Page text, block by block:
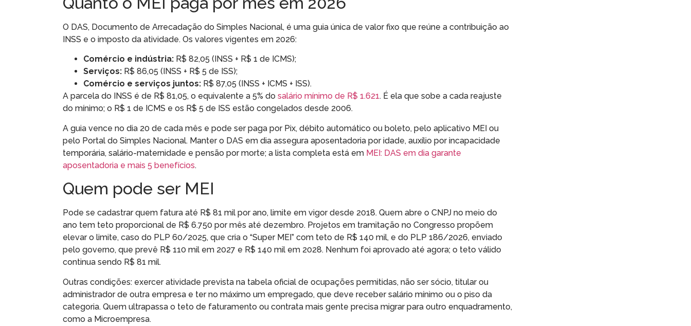
O DAS, Documento de Arrecadação do Simples Nacional, é uma guia única de valor fixo que reúne a contribuição ao
INSS e o imposto da atividade. Os valores vigentes em 2026:
Comércio e indústria: R$ 82,05 (INSS + R$ 1 de ICMS);
Serviços: R$ 86,05 (INSS + R$ 5 de ISS);
Comércio e serviços juntos: R$ 87,05 (INSS + ICMS + ISS).
A parcela do INSS é de R$ 81,05, o equivalente a 5% do salário mínimo de R$ 1.621. É ela que sobe a cada reajuste
do mínimo; o R$ 1 de ICMS e os R$ 5 de ISS estão congelados desde 2006.
A guia vence no dia 20 de cada mês e pode ser paga por Pix, débito automático ou boleto, pelo aplicativo MEI ou
pelo Portal do Simples Nacional. Manter o DAS em dia assegura aposentadoria por idade, auxílio por incapacidade
temporária, salário-maternidade e pensão por morte; a lista completa está em MEI: DAS em dia garante
aposentadoria e mais 5 benefícios.
Quem pode ser MEI
Pode se cadastrar quem fatura até R$ 81 mil por ano, limite em vigor desde 2018. Quem abre o CNPJ no meio do
ano tem teto proporcional de R$ 6.750 por mês até dezembro. Projetos em tramitação no Congresso propõem
elevar o limite, caso do PLP 60/2025, que cria o “Super MEI” com teto de R$ 140 mil, e do PLP 186/2026, enviado
pelo governo, que prevê R$ 110 mil em 2027 e R$ 140 mil em 2028. Nenhum foi aprovado até agora; o teto válido
continua sendo R$ 81 mil.
Outras condições: exercer atividade prevista na tabela oficial de ocupações permitidas, não ser sócio, titular ou
administrador de outra empresa e ter no máximo um empregado, que deve receber salário mínimo ou o piso da
categoria. Quem ultrapassa o teto de faturamento ou contrata mais gente precisa migrar para outro enquadramento,
como a Microempresa.